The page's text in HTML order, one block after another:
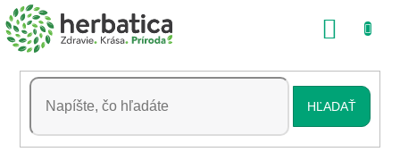
Prejsť
na
obsah
HĽADAŤ